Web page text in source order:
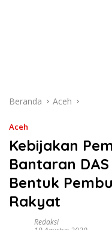
Beranda Aceh
Aceh
Kebijakan
Bantaran
Bentuk
Rakyat
Redaksi